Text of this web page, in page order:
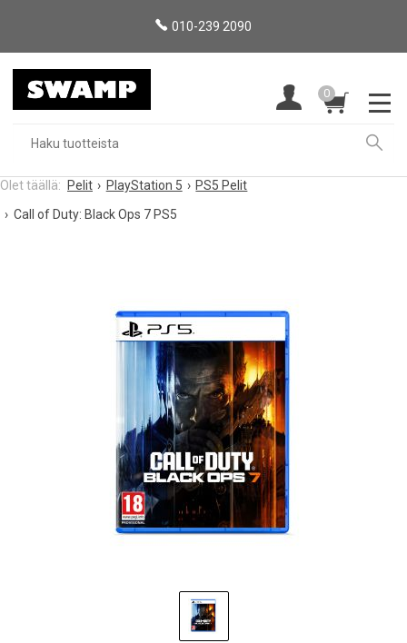
010-239 2090
0
Pelit PlayStation 5
PS5 Pelit
Call of Duty: Black Ops 7 PS5